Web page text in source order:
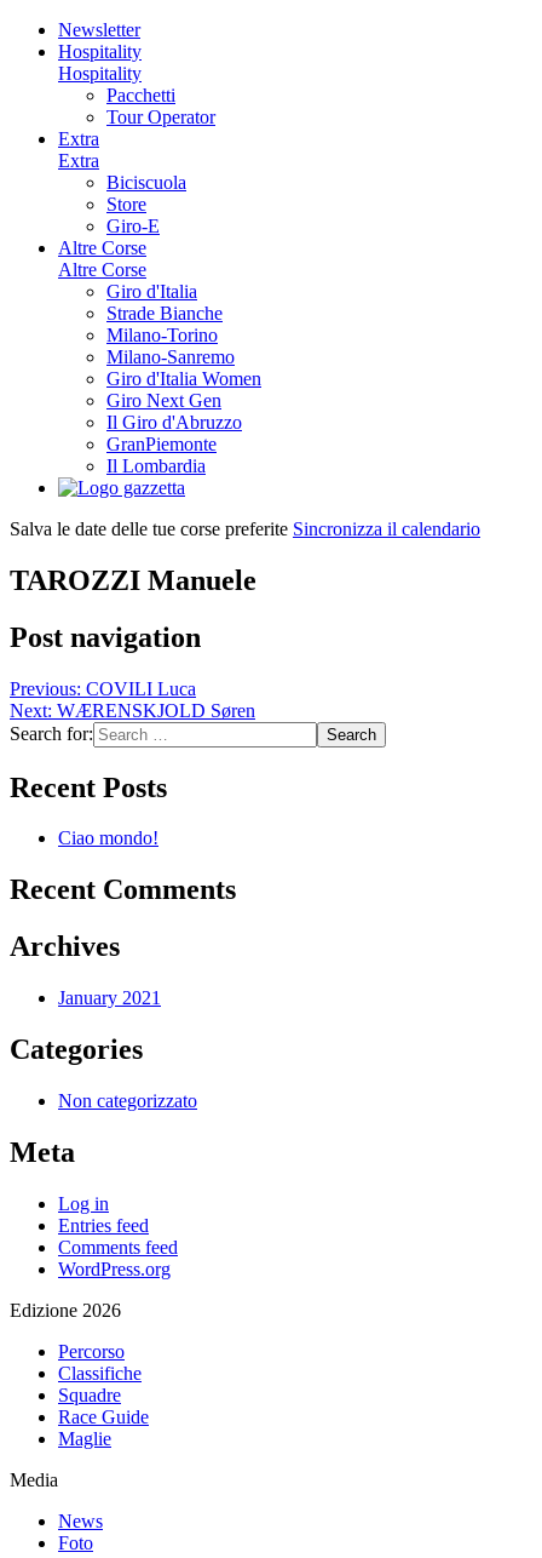
Newsletter
Hospitality
Hospitality
Pacchetti
Tour Operator
Extra
Extra
Biciscuola
Store
Giro-E
Altre Corse
Altre Corse
Giro d'Italia
Strade Bianche
Milano-Torino
Milano-Sanremo
Giro d'Italia Women
Giro Next Gen
Il Giro d'Abruzzo
GranPiemonte
Il Lombardia
Salva le date delle tue corse preferite Sincronizza il calendario
TAROZZI Manuele
Post navigation
Previous: COVILI Luca
Next: WÆRENSKJOLD Søren
Search for:
Recent Posts
Ciao mondo!
Recent Comments
Archives
January 2021
Categories
Non categorizzato
Meta
Log in
Entries feed
Comments feed
WordPress.org
Edizione 2026
Percorso
Classifiche
Squadre
Race Guide
Maglie
Media
News
Foto